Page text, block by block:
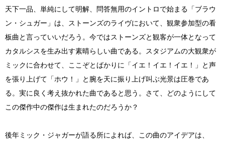
天下一品、単純にして明解、問答無用のイントロで始まる「ブラウ
ン・シュガー」は、ストーンズのライヴにおいて、観衆参加型の看
板曲と言っていいだろう。今ではストーンズと観客が一体となって
カタルシスを生み出す素晴らしい曲である。スタジアムの大観衆が
ミックに合わせて、ここぞとばかりに「イエ！イエ！イエ！」と声
を張り上げて「ホウ！」と腕を天に振り上げ叫ぶ光景は圧巻であ
る。実に良く考え抜かれた曲であると思う。さて、どのようにして
この傑作中の傑作は生まれたのだろうか？
後年ミック・ジャガーが語る所によれば、この曲のアイデアは、